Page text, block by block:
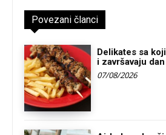
Povezani članci
Delikates sa
i završavaju dan
07/08/2026